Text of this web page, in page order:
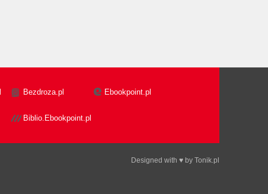
Bezdroza.pl Ebookpoint.pl
Biblio.Ebookpoint.pl
Designed with ♥ by Tonik.pl